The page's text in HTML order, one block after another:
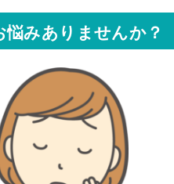
悩みありませんか？